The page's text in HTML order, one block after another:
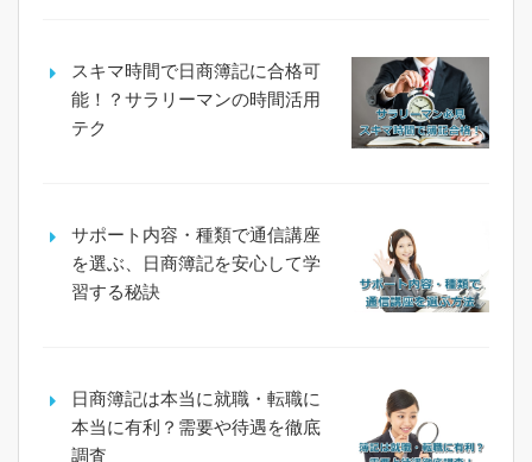
スキマ時間で日商簿記に合格可
能！？サラリーマンの時間活用
テク
サポート内容・種類で通信講座
を選ぶ、日商簿記を安心して学
習する秘訣
日商簿記は本当に就職・転職に
本当に有利？需要や待遇を徹底
調査